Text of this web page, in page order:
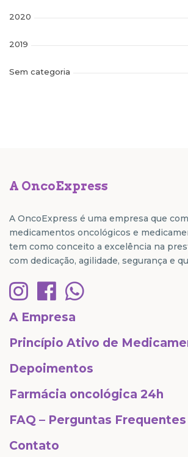
2020
2019
Sem categoria
A OncoExpress
A OncoExpress é uma empresa que
medicamentos oncológicos e
tem como conceito a excelência na
com dedicação, agilidade, segurança e
A Empresa
Princípio Ativo de
Depoimentos
Farmácia oncológica 24h
FAQ – Perguntas Frequentes
Contato